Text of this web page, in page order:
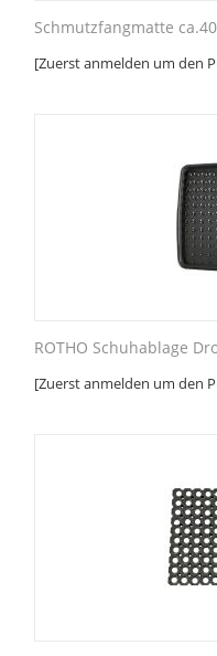
Schmutzfangmatte
[Zuerst anmelden um den
ROTHO Schuhablage
[Zuerst anmelden um den